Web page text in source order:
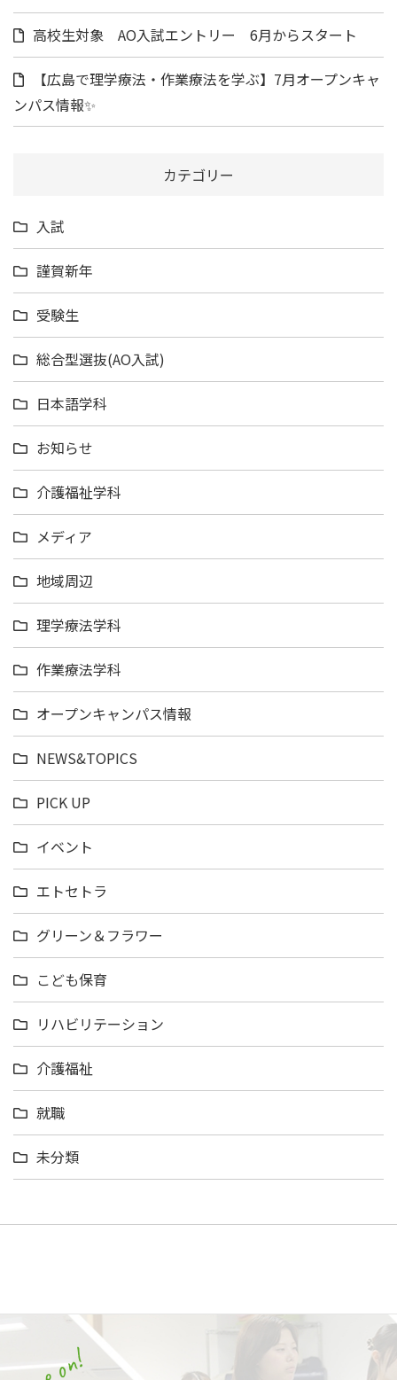
高校生対象 AO入試エントリー 6月からスタート
【広島で理学療法・作業療法を学ぶ】7月オープンキャ
ンパス情報✨
カテゴリー
入試
謹賀新年
受験生
総合型選抜(AO入試)
日本語学科
お知らせ
介護福祉学科
メディア
地域周辺
理学療法学科
作業療法学科
オープンキャンパス情報
NEWS&TOPICS
PICK UP
イベント
エトセトラ
グリーン＆フラワー
こども保育
リハビリテーション
介護福祉
就職
未分類